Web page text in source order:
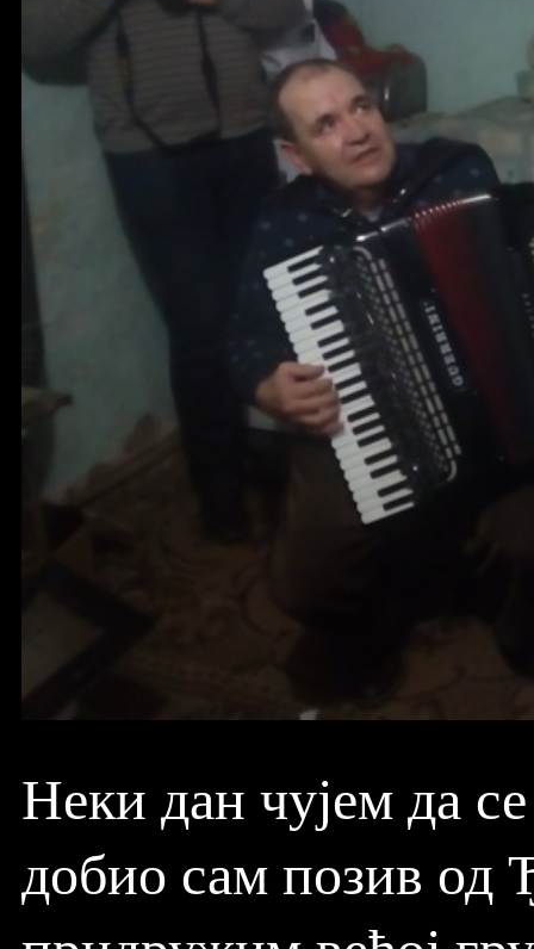
Неки дан чујем да
добио сам позив од